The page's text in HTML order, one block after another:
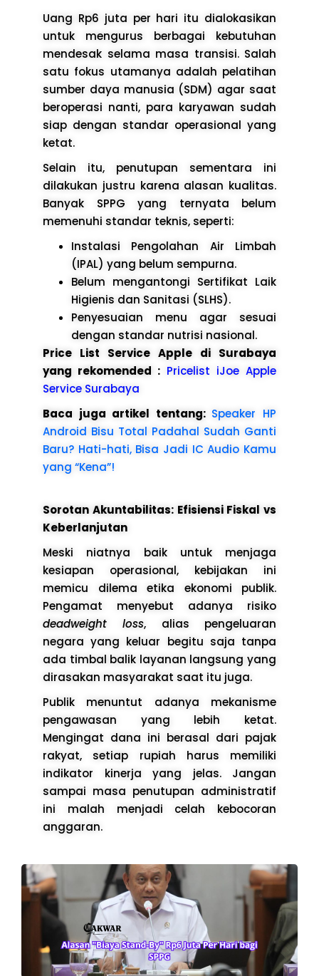
Uang Rp6 juta per hari itu dialokasikan
untuk mengurus berbagai kebutuhan
mendesak selama masa transisi. Salah
satu fokus utamanya adalah pelatihan
sumber daya manusia (SDM) agar saat
beroperasi nanti, para karyawan sudah
siap dengan standar operasional yang
ketat.
Selain itu, penutupan sementara ini
dilakukan justru karena alasan kualitas.
Banyak SPPG yang ternyata belum
memenuhi standar teknis, seperti:
Instalasi Pengolahan Air Limbah
(IPAL) yang belum sempurna.
Belum mengantongi Sertifikat Laik
Higienis dan Sanitasi (SLHS).
Penyesuaian menu agar sesuai
dengan standar nutrisi nasional.
Price List Service Apple di Surabaya
yang rekomended : Pricelist iJoe Apple
Service Surabaya
Baca juga artikel tentang: Speaker HP
Android Bisu Total Padahal Sudah Ganti
Baru? Hati-hati, Bisa Jadi IC Audio Kamu
yang “Kena”!
Sorotan Akuntabilitas: Efisiensi Fiskal vs
Keberlanjutan
Meski niatnya baik untuk menjaga
kesiapan operasional, kebijakan ini
memicu dilema etika ekonomi publik.
Pengamat menyebut adanya risiko
deadweight loss, alias pengeluaran
negara yang keluar begitu saja tanpa
ada timbal balik layanan langsung yang
dirasakan masyarakat saat itu juga.
Publik menuntut adanya mekanisme
pengawasan yang lebih ketat.
Mengingat dana ini berasal dari pajak
rakyat, setiap rupiah harus memiliki
indikator kinerja yang jelas. Jangan
sampai masa penutupan administratif
ini malah menjadi celah kebocoran
anggaran.